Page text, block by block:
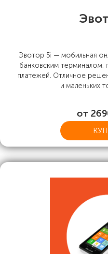
Эвотор 5i — мобильная
банковским
платежей. Отличное
и маленьких
от